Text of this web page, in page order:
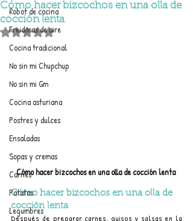
Robot de cocina
Freidoras de aire
Cocina tradicional
No sin mi Chupchup
No sin mi Gm
Cocina asturiana
Postres y dulces
Ensaladas
Sopas y cremas
Carnes
Patatas
Legumbres
Cómo hacer bizcochos en una olla de
cocción lenta
Obtuvo NaN de 5 estrellas.
Cómo hacer bizcochos en una olla de cocción lenta
Cómo hacer bizcochos en una olla de
cocción lenta
Después de preparar carnes, guisos y salsas en la